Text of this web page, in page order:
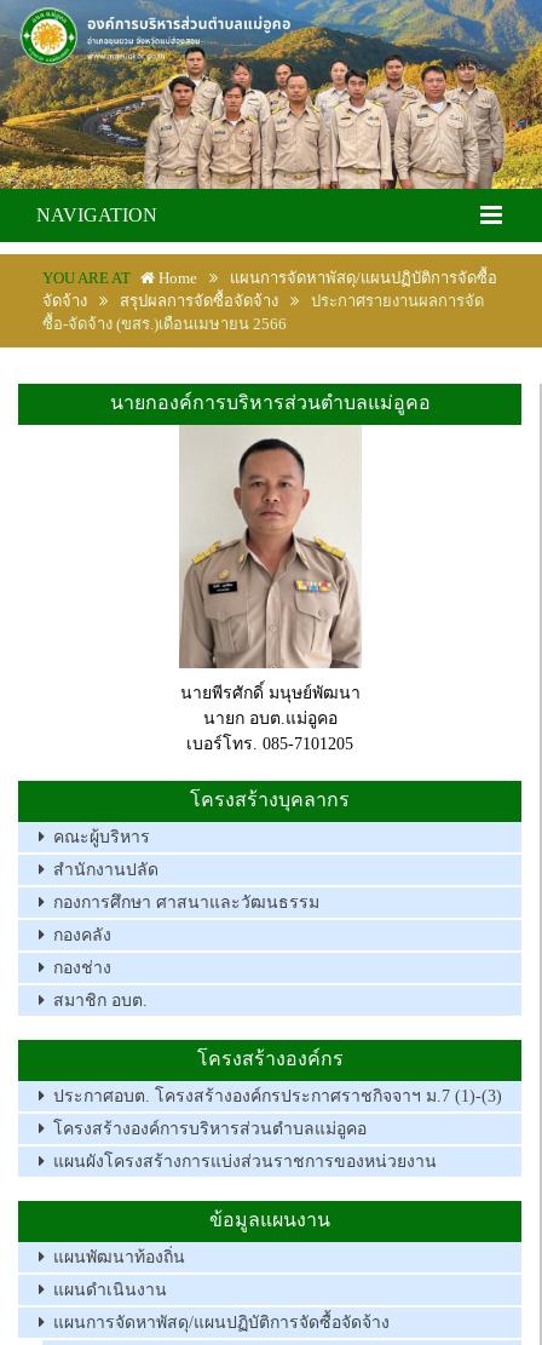
NAVIGATION
YOU ARE AT Home
แผนการจัดหาพัสดุ/แผนปฏิบัติการจัดซื้อ
จัดจ้าง
สรุปผลการจัดซื้อจัดจ้าง
ประกาศรายงานผลการจัด
ซื้อ-จัดจ้าง (ขสร.)เดือนเมษายน 2566
นายกองค์การบริหารส่วนตำบลแม่อูคอ
นายพีรศักดิ์ มนุษย์พัฒนา
นายก อบต.แม่อูคอ
เบอร์โทร. 085-7101205
โครงสร้างบุคลากร
คณะผู้บริหาร
สำนักงานปลัด
กองการศึกษา ศาสนาและวัฒนธรรม
กองคลัง
กองช่าง
สมาชิก อบต.
โครงสร้างองค์กร
ประกาศอบต. โครงสร้างองค์กรประกาศราชกิจจาฯ ม.7 (1)-(3)
โครงสร้างองค์การบริหารส่วนตำบลแม่อูคอ
แผนผังโครงสร้างการแบ่งส่วนราชการของหน่วยงาน
ข้อมูลแผนงาน
แผนพัฒนาท้องถิ่น
แผนดำเนินงาน
แผนการจัดหาพัสดุ/แผนปฏิบัติการจัดซื้อจัดจ้าง